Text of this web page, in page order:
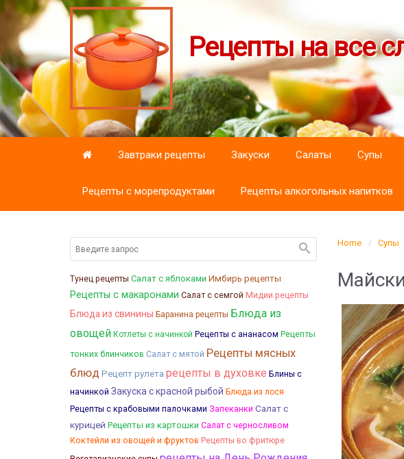
Рецепты на все
Завтраки рецепты Закуски Салаты Супы
Рецепты с морепродуктами Рецепты алкогольных напитков
Home Супы
Тунец рецепты Салат с яблоками Имбирь рецепты
Рецепты с макаронами Салат с семгой Мидии рецепты
Блюда из свинины Баранина рецепты Блюда из
овощей Котлеты с начинкой Рецепты с ананасом Рецепты
тонких блинчиков Салат с мятой Рецепты мясных
блюд Рецепт рулета рецепты в духовке Блины с
начинкой Закуска с красной рыбой Блюда из лося
Рецепты с крабовыми палочками Запеканки Салат с
курицей Рецепты из картошки Салат с черносливом
Коктейли из овощей и фруктов Рецепты во фритюре